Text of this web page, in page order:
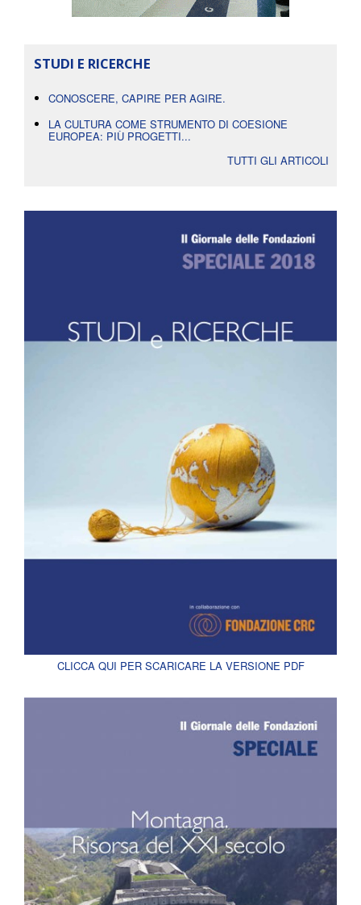
STUDI E RICERCHE
CONOSCERE, CAPIRE PER AGIRE.
LA CULTURA COME STRUMENTO DI COESIONE
EUROPEA: PIÙ PROGETTI...
TUTTI GLI ARTICOLI
CLICCA QUI PER SCARICARE LA VERSIONE PDF